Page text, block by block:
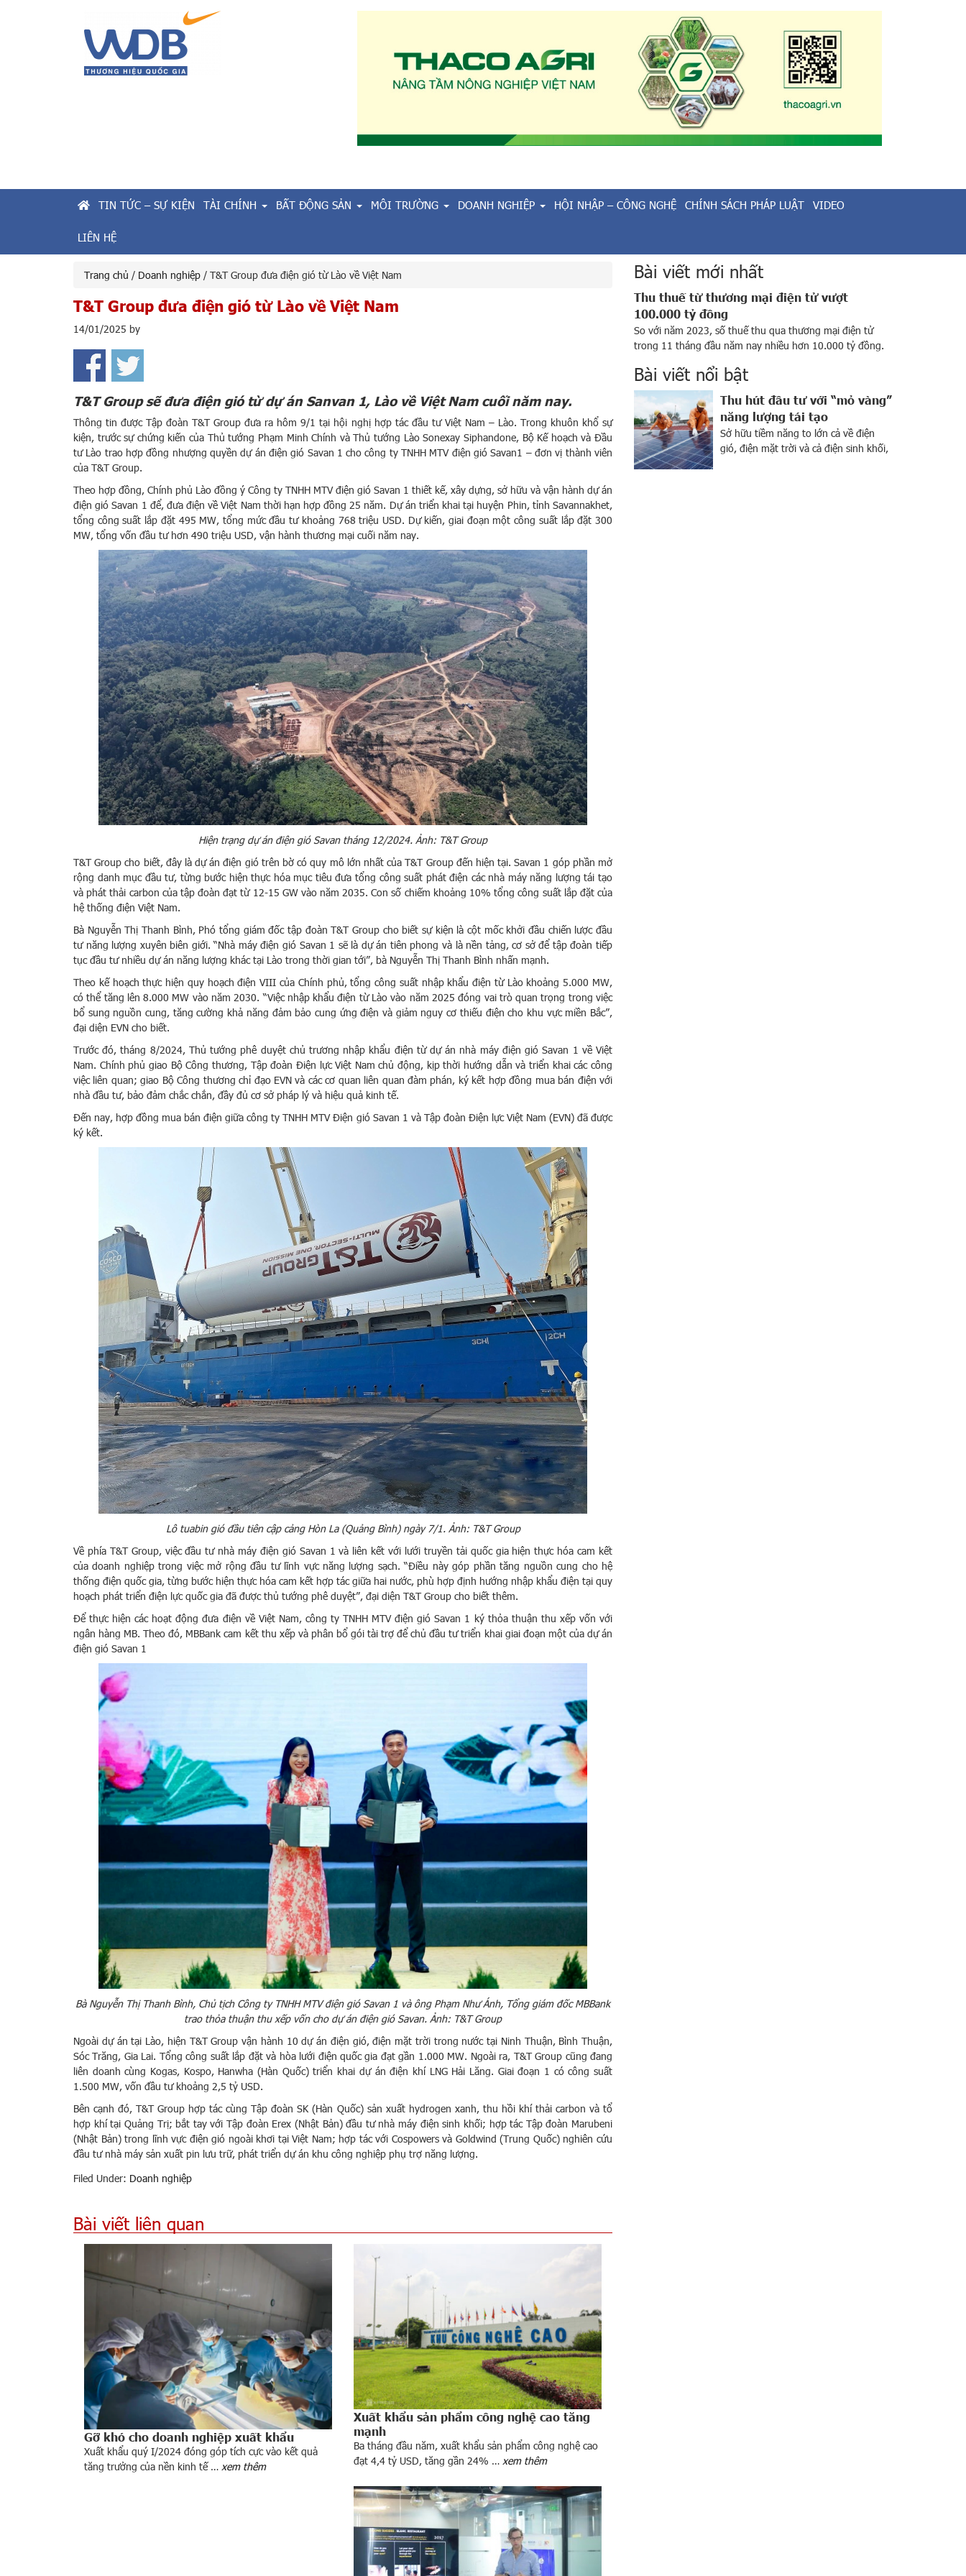
TIN TỨC – SỰ KIỆN TÀI CHÍNH BẤT ĐỘNG SẢN MÔI TRƯỜNG DOANH NGHIỆP HỘI NHẬP – CÔNG NGHỆ CHÍNH SÁCH PHÁP LUẬT VIDEO
LIÊN HỆ
Trang chủ / Doanh nghiệp / T&T Group đưa điện gió từ Lào về Việt Nam
T&T Group đưa điện gió từ Lào về Việt Nam
14/01/2025 by
T&T Group sẽ đưa điện gió từ dự án Sanvan 1, Lào về Việt Nam cuối năm nay.
Thông tin được Tập đoàn T&T Group đưa ra hôm 9/1 tại hội nghị hợp tác đầu tư Việt Nam – Lào. Trong khuôn khổ sự
kiện, trước sự chứng kiến của Thủ tướng Phạm Minh Chính và Thủ tướng Lào Sonexay Siphandone, Bộ Kế hoạch và Đầu
tư Lào trao hợp đồng nhượng quyền dự án điện gió Savan 1 cho công ty TNHH MTV điện gió Savan1 – đơn vị thành viên
của T&T Group.
Theo hợp đồng, Chính phủ Lào đồng ý Công ty TNHH MTV điện gió Savan 1 thiết kế, xây dựng, sở hữu và vận hành dự án
điện gió Savan 1 để, đưa điện về Việt Nam thời hạn hợp đồng 25 năm. Dự án triển khai tại huyện Phin, tỉnh Savannakhet,
tổng công suất lắp đặt 495 MW, tổng mức đầu tư khoảng 768 triệu USD. Dự kiến, giai đoạn một công suất lắp đặt 300
MW, tổng vốn đầu tư hơn 490 triệu USD, vận hành thương mại cuối năm nay.
Hiện trạng dự án điện gió Savan tháng 12/2024. Ảnh: T&T Group
T&T Group cho biết, đây là dự án điện gió trên bờ có quy mô lớn nhất của T&T Group đến hiện tại. Savan 1 góp phần mở
rộng danh mục đầu tư, từng bước hiện thực hóa mục tiêu đưa tổng công suất phát điện các nhà máy năng lượng tái tạo
và phát thải carbon của tập đoàn đạt từ 12-15 GW vào năm 2035. Con số chiếm khoảng 10% tổng công suất lắp đặt của
hệ thống điện Việt Nam.
Bà Nguyễn Thị Thanh Bình, Phó tổng giám đốc tập đoàn T&T Group cho biết sự kiện là cột mốc khởi đầu chiến lược đầu
tư năng lượng xuyên biên giới. “Nhà máy điện gió Savan 1 sẽ là dự án tiên phong và là nền tảng, cơ sở để tập đoàn tiếp
tục đầu tư nhiều dự án năng lượng khác tại Lào trong thời gian tới”, bà Nguyễn Thị Thanh Bình nhấn mạnh.
Theo kế hoạch thực hiện quy hoạch điện VIII của Chính phủ, tổng công suất nhập khẩu điện từ Lào khoảng 5.000 MW,
có thể tăng lên 8.000 MW vào năm 2030. “Việc nhập khẩu điện từ Lào vào năm 2025 đóng vai trò quan trọng trong việc
bổ sung nguồn cung, tăng cường khả năng đảm bảo cung ứng điện và giảm nguy cơ thiếu điện cho khu vực miền Bắc”,
đại diện EVN cho biết.
Trước đó, tháng 8/2024, Thủ tướng phê duyệt chủ trương nhập khẩu điện từ dự án nhà máy điện gió Savan 1 về Việt
Nam. Chính phủ giao Bộ Công thương, Tập đoàn Điện lực Việt Nam chủ động, kịp thời hướng dẫn và triển khai các công
việc liên quan; giao Bộ Công thương chỉ đạo EVN và các cơ quan liên quan đàm phán, ký kết hợp đồng mua bán điện với
nhà đầu tư, bảo đảm chắc chắn, đầy đủ cơ sở pháp lý và hiệu quả kinh tế.
Đến nay, hợp đồng mua bán điện giữa công ty TNHH MTV Điện gió Savan 1 và Tập đoàn Điện lực Việt Nam (EVN) đã được
ký kết.
Lô tuabin gió đầu tiên cập cảng Hòn La (Quảng Bình) ngày 7/1. Ảnh: T&T Group
Về phía T&T Group, việc đầu tư nhà máy điện gió Savan 1 và liên kết với lưới truyền tải quốc gia hiện thực hóa cam kết
của doanh nghiệp trong việc mở rộng đầu tư lĩnh vực năng lượng sạch. “Điều này góp phần tăng nguồn cung cho hệ
thống điện quốc gia, từng bước hiện thực hóa cam kết hợp tác giữa hai nước, phù hợp định hướng nhập khẩu điện tại quy
hoạch phát triển điện lực quốc gia đã được thủ tướng phê duyệt”, đại diện T&T Group cho biết thêm.
Để thực hiện các hoạt động đưa điện về Việt Nam, công ty TNHH MTV điện gió Savan 1 ký thỏa thuận thu xếp vốn với
ngân hàng MB. Theo đó, MBBank cam kết thu xếp và phân bổ gói tài trợ để chủ đầu tư triển khai giai đoạn một của dự án
điện gió Savan 1
Bà Nguyễn Thị Thanh Bình, Chủ tịch Công ty TNHH MTV điện gió Savan 1 và ông Phạm Như Ánh, Tổng giám đốc MBBank
trao thỏa thuận thu xếp vốn cho dự án điện gió Savan. Ảnh: T&T Group
Ngoài dự án tại Lào, hiện T&T Group vận hành 10 dự án điện gió, điện mặt trời trong nước tại Ninh Thuận, Bình Thuận,
Sóc Trăng, Gia Lai. Tổng công suất lắp đặt và hòa lưới điện quốc gia đạt gần 1.000 MW. Ngoài ra, T&T Group cũng đang
liên doanh cùng Kogas, Kospo, Hanwha (Hàn Quốc) triển khai dự án điện khí LNG Hải Lăng. Giai đoạn 1 có công suất
1.500 MW, vốn đầu tư khoảng 2,5 tỷ USD.
Bên cạnh đó, T&T Group hợp tác cùng Tập đoàn SK (Hàn Quốc) sản xuất hydrogen xanh, thu hồi khí thải carbon và tổ
hợp khí tại Quảng Trị; bắt tay với Tập đoàn Erex (Nhật Bản) đầu tư nhà máy điện sinh khối; hợp tác Tập đoàn Marubeni
(Nhật Bản) trong lĩnh vực điện gió ngoài khơi tại Việt Nam; hợp tác với Cospowers và Goldwind (Trung Quốc) nghiên cứu
đầu tư nhà máy sản xuất pin lưu trữ, phát triển dự án khu công nghiệp phụ trợ năng lượng.
Filed Under: Doanh nghiệp
Bài viết liên quan
Gỡ khó cho doanh nghiệp xuất khẩu
Xuất khẩu quý I/2024 đóng góp tích cực vào kết quả
tăng trưởng của nền kinh tế … xem thêm
Xuất khẩu sản phẩm công nghệ cao tăng
mạnh
Ba tháng đầu năm, xuất khẩu sản phẩm công nghệ cao
đạt 4,4 tỷ USD, tăng gần 24% … xem thêm
Bài viết mới nhất
Thu thuế từ thương mại điện tử vượt
100.000 tỷ đồng
So với năm 2023, số thuế thu qua thương mại điện tử
trong 11 tháng đầu năm nay nhiều hơn 10.000 tỷ đồng.
hoạt động kinh doanh thương mại đã nộp thuế khoảng
108.000 tỷ đồng trong 11 tháng đầu năm. Số […]
Bài viết nổi bật
Thu hút đầu tư với “mỏ vàng”
năng lượng tái tạo
Sở hữu tiềm năng to lớn cả về điện
gió, điện mặt trời và cả điện sinh khối,